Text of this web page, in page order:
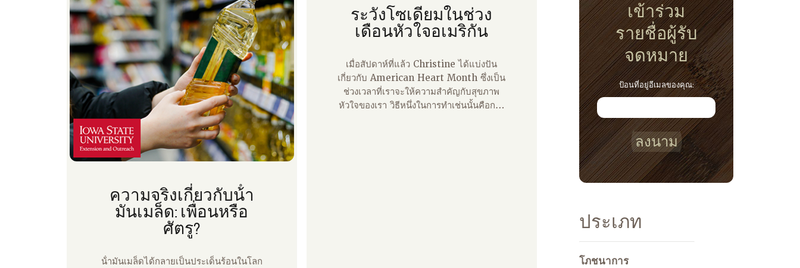
ความจริงเกี่ยวกับน้ํา
มันเมล็ด: เพื่อนหรือ
ศัตรู?
น้ํามันเมล็ดได้กลายเป็นประเด็นร้อนในโลก
ระวังโซเดียมในช่วง
เดือนหัวใจอเมริกัน
เมื่อสัปดาห์ที่แล้ว Christine ได้แบ่งปัน
เกี่ยวกับ American Heart Month ซึ่งเป็น
ช่วงเวลาที่เราจะให้ความสําคัญกับสุขภาพ
หัวใจของเรา วิธีหนึ่งในการทําเช่นนั้นคือการ
เข้าร่วม
รายชื่อผู้รับ
จดหมาย
ป้อนที่อยู่อีเมลของคุณ:
ลงนาม
ประเภท
โภชนาการ